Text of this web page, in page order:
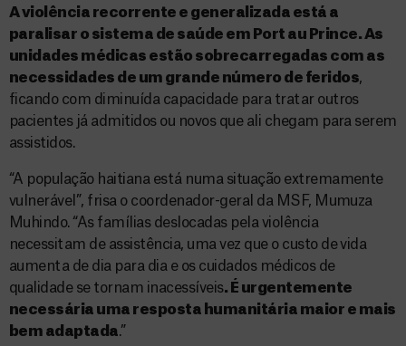
A violência recorrente e generalizada está a
paralisar o sistema de saúde em Port au Prince. As
unidades médicas estão sobrecarregadas com as
necessidades de um grande número de feridos,
ficando com diminuída capacidade para tratar outros
pacientes já admitidos ou novos que ali chegam para serem
assistidos.
“A população haitiana está numa situação extremamente
vulnerável”, frisa o coordenador-geral da MSF, Mumuza
Muhindo. “As famílias deslocadas pela violência
necessitam de assistência, uma vez que o custo de vida
aumenta de dia para dia e os cuidados médicos de
qualidade se tornam inacessíveis. É urgentemente
necessária uma resposta humanitária maior e mais
bem adaptada.”